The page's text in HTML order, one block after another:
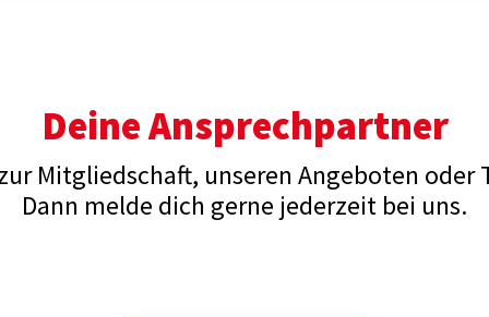
Deine Ansprechpartner
Mitgliedschaft, unseren Angeboten oder
Dann melde dich gerne jederzeit bei uns.